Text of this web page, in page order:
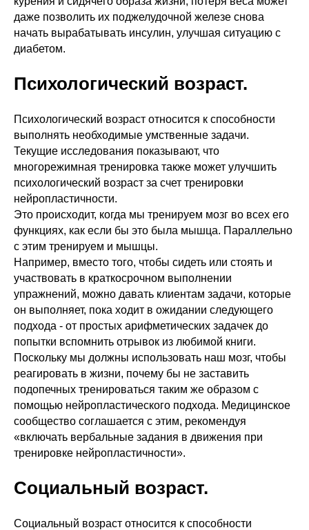
даже позволить их поджелудочной железе снова
начать вырабатывать инсулин, улучшая ситуацию с
диабетом.
Психологический возраст.
Психологический возраст относится к способности
выполнять необходимые умственные задачи.
Текущие исследования показывают, что
многорежимная тренировка также может улучшить
психологический возраст за счет тренировки
нейропластичности.
Это происходит, когда мы тренируем мозг во всех его
функциях, как если бы это была мышца. Параллельно
с этим тренируем и мышцы.
Например, вместо того, чтобы сидеть или стоять и
участвовать в краткосрочном выполнении
упражнений, можно давать клиентам задачи, которые
он выполняет, пока ходит в ожидании следующего
подхода - от простых арифметических задачек до
попытки вспомнить отрывок из любимой книги.
Поскольку мы должны использовать наш мозг, чтобы
реагировать в жизни, почему бы не заставить
подопечных тренироваться таким же образом с
помощью нейропластического подхода. Медицинское
сообщество соглашается с этим, рекомендуя
«включать вербальные задания в движения при
тренировке нейропластичности».
Социальный возраст.
Социальный возраст относится к способности